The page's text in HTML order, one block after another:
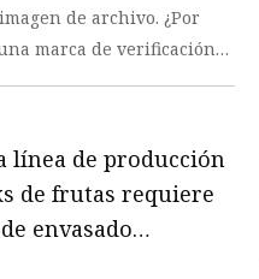
de archivo. ¿Por
marca de verificación
línea de producción
de frutas requiere
envasado